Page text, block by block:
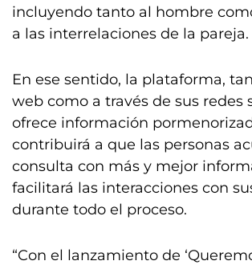
incluyendo tanto al hombre
a las interrelaciones de la pareja.
En ese sentido, la plataforma,
web como a través de sus redes
ofrece información
contribuirá a que las personas
consulta con más y mejor
facilitará las interacciones con
durante todo el proceso.
“Con el lanzamiento de